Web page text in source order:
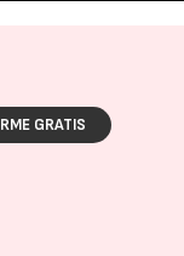
GRATIS